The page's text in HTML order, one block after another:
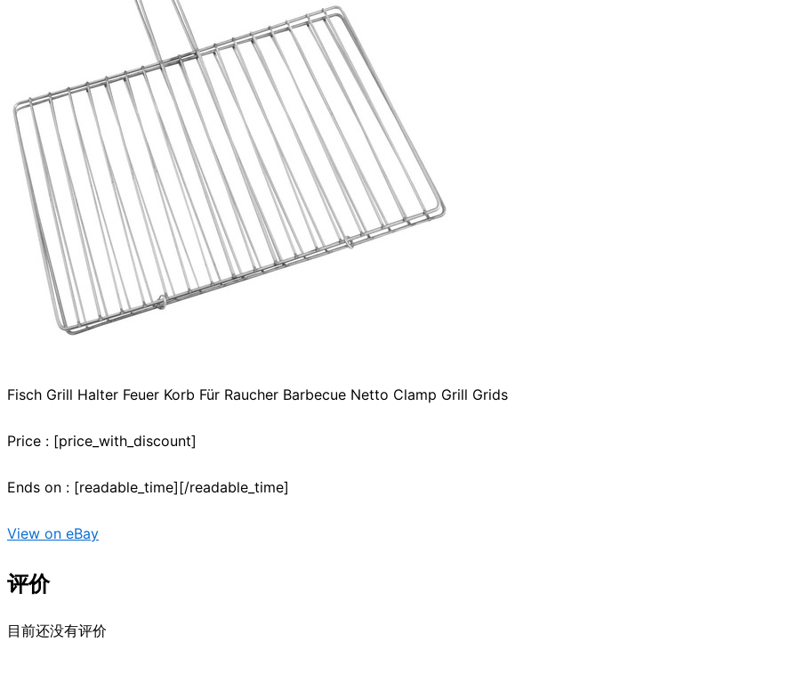
Fisch Grill Halter Feuer Korb Für Raucher Barbecue Netto Clamp Grill Grids
Price : [price_with_discount]
Ends on : [readable_time][/readable_time]
View on eBay
评价
目前还没有评价